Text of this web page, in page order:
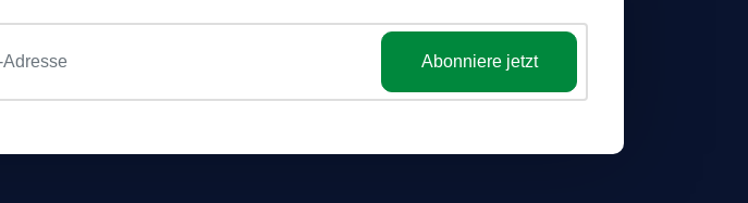
Abonniere jetzt